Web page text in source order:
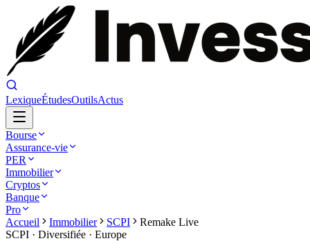
LexiqueÉtudesOutilsActus
Bourse
Assurance-vie
PER
Immobilier
Cryptos
Banque
Pro
Accueil
Immobilier SCPI
Remake Live
SCPI · Diversifiée · Europe